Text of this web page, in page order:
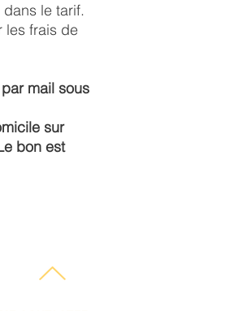
le tarif.
les frais de
mail sous
sur
bon est